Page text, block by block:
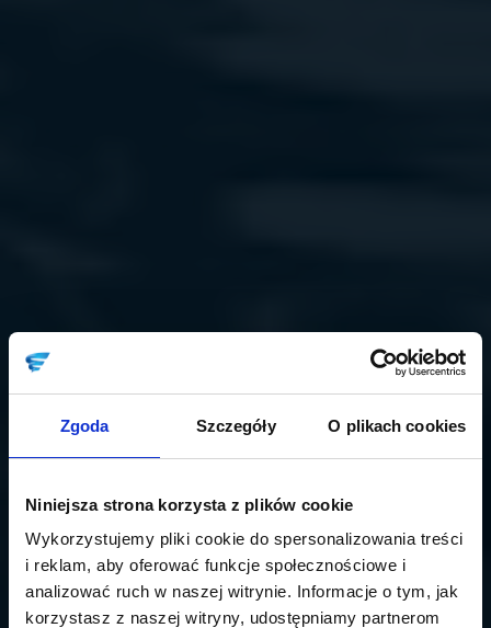
Zgoda Szczegóły O plikach cookies
Niniejsza strona korzysta z plików cookie
Wykorzystujemy pliki cookie do spersonalizowania treści
i reklam, aby oferować funkcje społecznościowe i
analizować ruch w naszej witrynie. Informacje o tym, jak
korzystasz z naszej witryny, udostępniamy partnerom